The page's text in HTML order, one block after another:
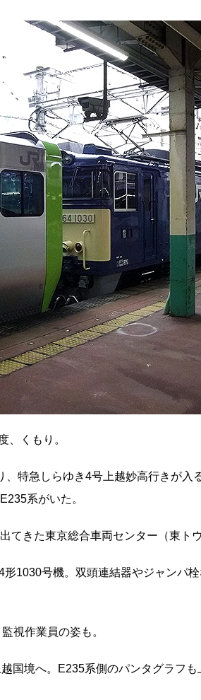
、くもり。
、特急しらゆき4号上越妙高行きが
系がいた。
てきた東京総合車両センター（東ト
1030号機。双頭連結器やジャンパ
視作業員の姿も。
国境へ。E235系側のパンタグラフ